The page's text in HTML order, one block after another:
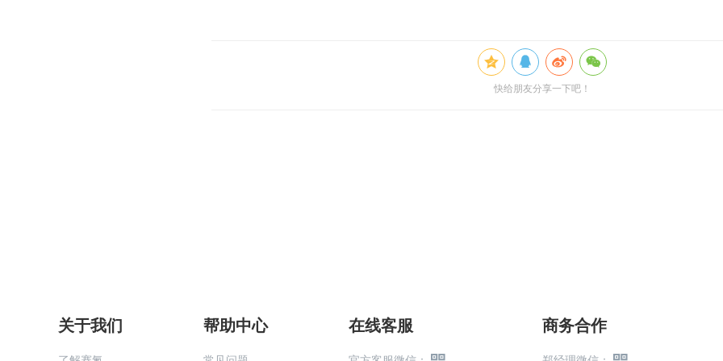
快给朋友分享一下吧！
关于我们 帮助中心 在线客服 商务合作